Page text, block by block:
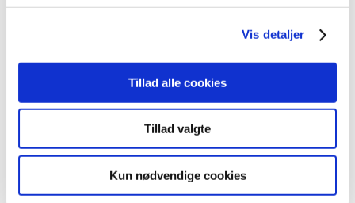
Vis detaljer
Tillad alle cookies
Tillad valgte
Kun nødvendige cookies
marts (21)
januar (11)
2016 (167)